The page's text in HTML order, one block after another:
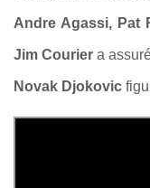
Andre Agassi, Pat
Jim Courier a
Novak Djokovic